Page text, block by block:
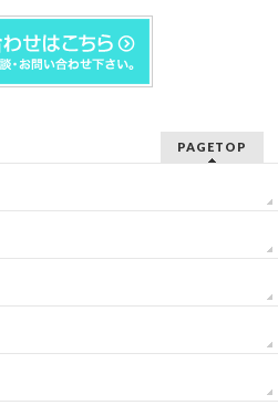
PAGETOP